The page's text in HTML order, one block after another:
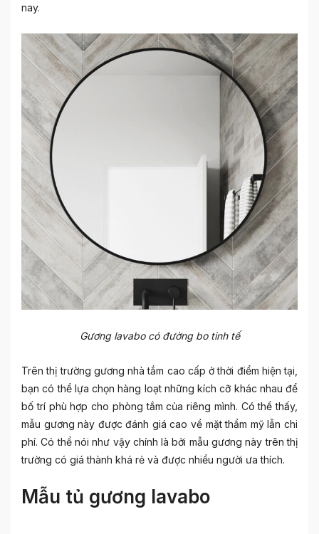
nay.
Gương lavabo có đường bo tinh tế
Trên thị trường gương nhà tắm cao cấp ở thời điểm hiện tại,
bạn có thể lựa chọn hàng loạt những kích cỡ khác nhau để
bố trí phù hợp cho phòng tắm của riêng mình. Có thể thấy,
mẫu gương này được đánh giá cao về mặt thẩm mỹ lẫn chi
phí. Có thể nói như vậy chính là bởi mẫu gương này trên thị
trường có giá thành khá rẻ và được nhiều người ưa thích.
Mẫu tủ gương lavabo